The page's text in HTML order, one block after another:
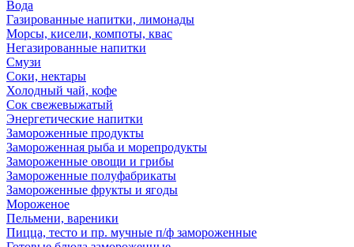
Вода
Газированные напитки, лимонады
Морсы, кисели, компоты, квас
Негазированные напитки
Смузи
Соки, нектары
Холодный чай, кофе
Сок свежевыжатый
Энергетические напитки
Замороженные продукты
Замороженная рыба и морепродукты
Замороженные овощи и грибы
Замороженные полуфабрикаты
Замороженные фрукты и ягоды
Мороженое
Пельмени, вареники
Пицца, тесто и пр. мучные п/ф замороженные